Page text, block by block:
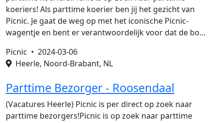
koeriers! Als parttime koerier ben jij het gezicht van
Picnic. Je gaat de weg op met het iconische Picnic-
wagentje en bent er verantwoordelijk voor dat de bo…
Picnic • 2024-03-06
Heerle, Noord-Brabant, NL
Parttime Bezorger - Roosendaal
(Vacatures Heerle) Picnic is per direct op zoek naar
parttime bezorgers!Picnic is op zoek naar parttime